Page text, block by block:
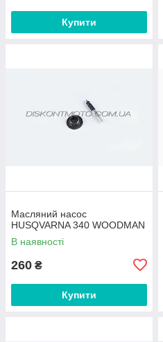
Купити
Масляний насос
HUSQVARNA 340 WOODMAN
В наявності
260 ₴
Купити